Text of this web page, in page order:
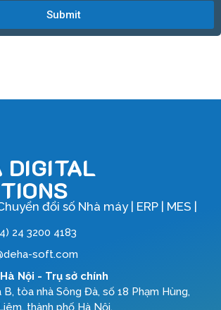
Submit
DIGITAL
đổi số Nhà máy | ERP | MES |
24 3200 4183
soft.com
Nội - Trụ sở chính
B, tòa nhà Sông Đà, số 18 Phạm Hùng,
thành phố Hà Nội.